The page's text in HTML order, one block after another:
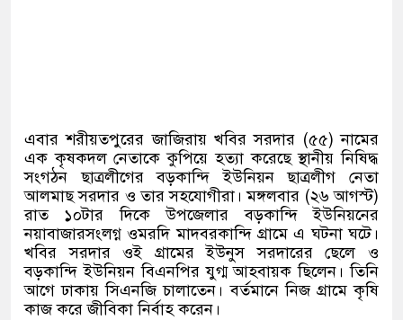
এবার শরীয়তপুরের জাজিরায় খবির সরদার (৫৫) নামের
এক কৃষকদল নেতাকে কুপিয়ে হত্যা করেছে স্থানীয় নিষিদ্ধ
সংগঠন ছাত্রলীগের বড়কান্দি ইউনিয়ন ছাত্রলীগ নেতা
আলমাছ সরদার ও তার সহযোগীরা। মঙ্গলবার (২৬ আগস্ট)
রাত ১০টার দিকে উপজেলার বড়কান্দি ইউনিয়নের
নয়াবাজারসংলগ্ন ওমরদি মাদবরকান্দি গ্রামে এ ঘটনা ঘটে।
খবির সরদার ওই গ্রামের ইউনুস সরদারের ছেলে ও
বড়কান্দি ইউনিয়ন বিএনপির যুগ্ম আহবায়ক ছিলেন। তিনি
আগে ঢাকায় সিএনজি চালাতেন। বর্তমানে নিজ গ্রামে কৃষি
কাজ করে জীবিকা নির্বাহ করেন।